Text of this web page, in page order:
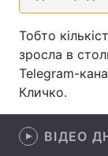
Зброя
Здоров'я
Цікавинки
Екологія
Тобто
зросла в
Telegram-
Кличко.
ВІДЕО